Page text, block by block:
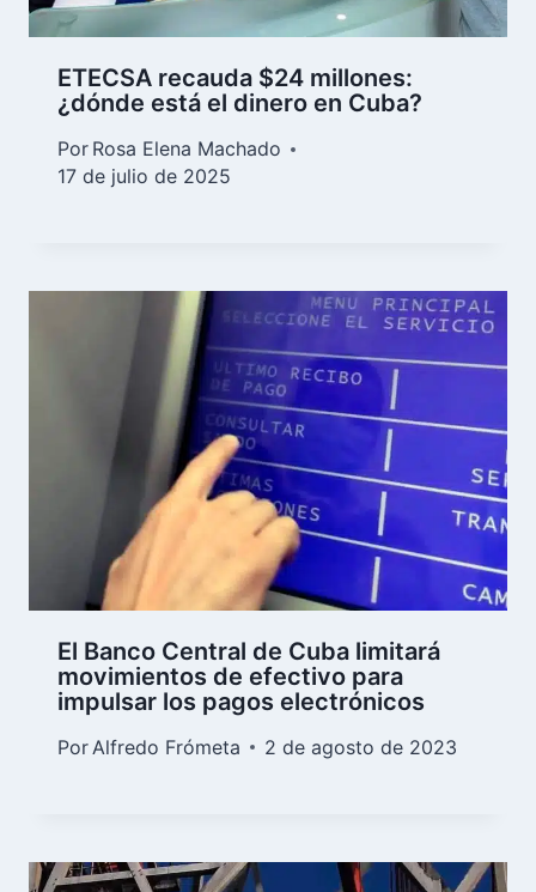
ETECSA recauda $24 millones:
¿dónde está el dinero en Cuba?
Por Rosa Elena Machado
17 de julio de 2025
El Banco Central de Cuba limitará
movimientos de efectivo para
impulsar los pagos electrónicos
Por Alfredo Frómeta 2 de agosto de 2023